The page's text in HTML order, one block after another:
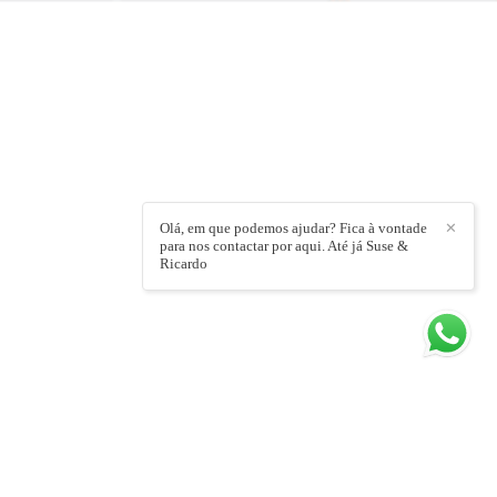
✕
Olá, em que podemos ajudar? Fica à vontade
para nos contactar por aqui. Até já Suse &
Ricardo